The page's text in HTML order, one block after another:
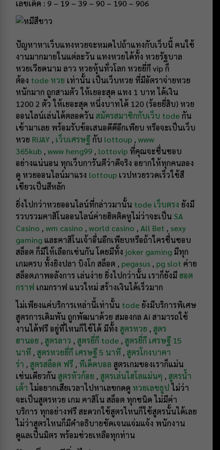
เลขเด็ด : 9 – 19 – 39 – 90 – 190 – 906
ปัญหาหาเว็บแทงหวยจะหมดไปถ้าแทงกับเว็บนี้ คนใช้
งานมากมายในแต่ละวัน แทงหวยได้ทั้ง หวยรัฐบาล
หวยเวียดนาม ลาว หวยหุ้นทั่วโลก หวยยี่กี vip ก็
ต้อง tode หวย เท่านั้น เป็นเว็บหวย ที่มีอัตราจ่ายหวย
หนักมาก ถูกสามตัว ให้เยอะสุด แทง 1 บาท ได้เงิน
1200 2 ตัว ให้เยอะสุด หนึ่งบาทได้ 120 (ร้อยยี่สิบ) หวย
ออนไลน์เล่นได้ตลอดวันสมัครสมาชิกกับเว็บ todeกัน
เข้ามาเลย พร้อมรับข้อเสนอดีดีอีกเพียบ หรือจะเป็นเว็บ
หวย RUAY , เว็บเศรษฐีกับ lottoup , www
365kub , www heng99 , lottovip ที่คุณจะชื่นชอบ
อย่างแน่นอน ทุกเว็บการันตีว่าดีจริง อยากให้ทุกคนลอง
ดู หวยออนไลน์มาแรง lottoup เวปหวยรวดเร็วใช้สี
เขียวเป็นสีหลัก
ยิ่งไปกว่าหวยออนไลน์ที่กล่าวมานั้น tode เว็บตรง ยังมี
รวบรวมคาสิโนออนไลน์ค่ายฮิตติดหูไม่ว่าจะเป็น SA
Casino , wm casino , world casino , All Bet , sexy
gaming และคาสิโนเจ้าอื่นอีกเพียบหรือถ้าใครชื่นชอบ
สล็อต ก็มีให้เลือกเช่นกัน โดยมีทั้ง joker gaming มีทุก
เกมครบ ทั้งยิงปลา บิงโก สล็อต , pegasus , pg slot ค่าย
สล็อตภาพอลังการ เล่นง่าย ยิ่งไปกว่านั้น เราก็ยังมี ฮอต
กราฟ เกมกราฟ แนวใหม่ สร้างเงินได้เร็วมาก
ไม่เพียงแค่บริการเหล่านี้เท่านั้น tode ยังมีบริการพิเศษ
สูตรการเดิมพัน ถูกพัฒนาด้วย สมองกล Ai สามารถใช้
งานได้ฟรี อยู่ที่ไหนก็ใช้ได้ มีทั้ง สูตรหวย , สูตร
ฮานอย , สูตรลาว , สูตรยี่กี tode , สูตรยี่กี เศรษฐี 15
นาที , สูตรหวยยี่กี เศรษฐี 5 นาที , สูตรโกงบาคา
ร่า , สูตรสล็อต ฟรี , ทีเด็ดบอล สูตรเกมของเราก็แม่น
เช่นเดียวกันสูตรหัวก้อย , สูตรเล่นไฮโลแม่นๆ , สูตรน้ำ
เต้า ไม่อยากเสียเวลาไปหาเลขกดดู หวยเลขธูป ไม่ว่า
จะเป็นสูตรหวย เกม คาสิโน สล็อต ทุกชนิด ไม่มีค่า
บริการ ทุกอย่างฟรี สะดวกใช้สูตรไหนก็ใช้สูตรนั้นได้เลย
ไม่ว่าสูตรไหนก็มีคำอธิบายชัดเจนแจ่มแจ้ง พนักงาน
ดูแลเป็นมิตร พร้อมช่วยเหลือทุกท่าน